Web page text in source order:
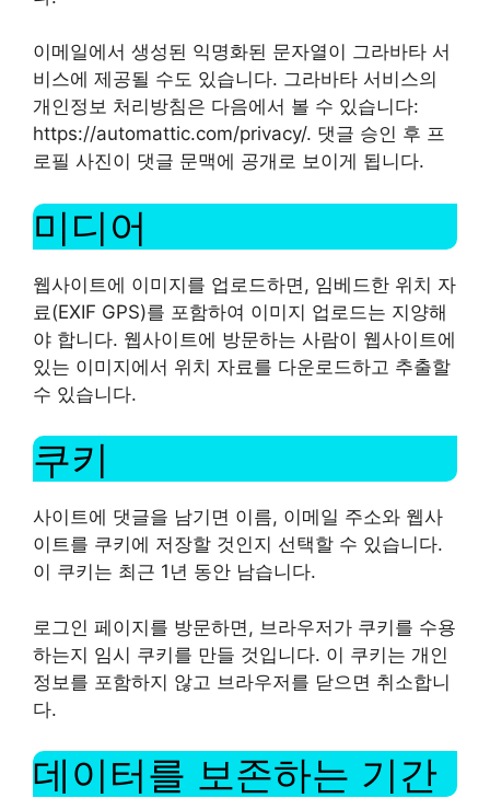
이메일에서 생성된 익명화된 문자열이 그라바타 서
비스에 제공될 수도 있습니다. 그라바타 서비스의
개인정보 처리방침은 다음에서 볼 수 있습니다:
https://automattic.com/privacy/. 댓글 승인 후 프
로필 사진이 댓글 문맥에 공개로 보이게 됩니다.
미디어
웹사이트에 이미지를 업로드하면, 임베드한 위치 자
료(EXIF GPS)를 포함하여 이미지 업로드는 지양해
야 합니다. 웹사이트에 방문하는 사람이 웹사이트에
있는 이미지에서 위치 자료를 다운로드하고 추출할
수 있습니다.
쿠키
사이트에 댓글을 남기면 이름, 이메일 주소와 웹사
이트를 쿠키에 저장할 것인지 선택할 수 있습니다.
이 쿠키는 최근 1년 동안 남습니다.
로그인 페이지를 방문하면, 브라우저가 쿠키를 수용
하는지 임시 쿠키를 만들 것입니다. 이 쿠키는 개인
정보를 포함하지 않고 브라우저를 닫으면 취소합니
다.
데이터를 보존하는 기간